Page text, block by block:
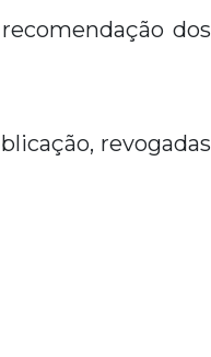
dos
revogadas